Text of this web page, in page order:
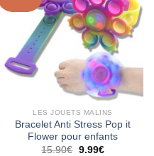
LES JOUETS MALINS
Bracelet Anti Stress Pop it
Flower pour enfants
15.90€ Le
9.99€Le